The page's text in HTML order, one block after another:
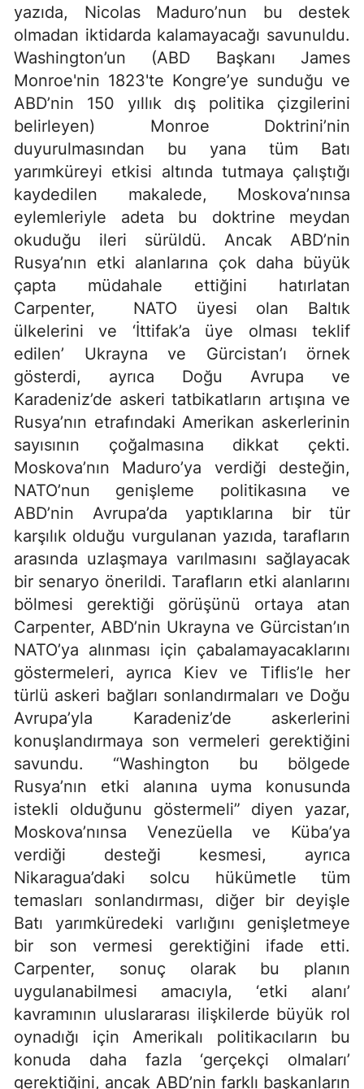
yazıda, Nicolas Maduro’nun bu destek
olmadan iktidarda kalamayacağı savunuldu.
Washington’un (ABD Başkanı James
Monroe'nin 1823'te Kongre’ye sunduğu ve
ABD’nin 150 yıllık dış politika çizgilerini
belirleyen) Monroe Doktrini’nin
duyurulmasından bu yana tüm Batı
yarımküreyi etkisi altında tutmaya çalıştığı
kaydedilen makalede, Moskova’nınsa
eylemleriyle adeta bu doktrine meydan
okuduğu ileri sürüldü. Ancak ABD’nin
Rusya’nın etki alanlarına çok daha büyük
çapta müdahale ettiğini hatırlatan
Carpenter, NATO üyesi olan Baltık
ülkelerini ve ‘İttifak’a üye olması teklif
edilen’ Ukrayna ve Gürcistan’ı örnek
gösterdi, ayrıca Doğu Avrupa ve
Karadeniz’de askeri tatbikatların artışına ve
Rusya’nın etrafındaki Amerikan askerlerinin
sayısının çoğalmasına dikkat çekti.
Moskova’nın Maduro’ya verdiği desteğin,
NATO’nun genişleme politikasına ve
ABD’nin Avrupa’da yaptıklarına bir tür
karşılık olduğu vurgulanan yazıda, tarafların
arasında uzlaşmaya varılmasını sağlayacak
bir senaryo önerildi. Tarafların etki alanlarını
bölmesi gerektiği görüşünü ortaya atan
Carpenter, ABD’nin Ukrayna ve Gürcistan’ın
NATO’ya alınması için çabalamayacaklarını
göstermeleri, ayrıca Kiev ve Tiflis’le her
türlü askeri bağları sonlandırmaları ve Doğu
Avrupa’yla Karadeniz’de askerlerini
konuşlandırmaya son vermeleri gerektiğini
savundu. “Washington bu bölgede
Rusya’nın etki alanına uyma konusunda
istekli olduğunu göstermeli” diyen yazar,
Moskova’nınsa Venezüella ve Küba’ya
verdiği desteği kesmesi, ayrıca
Nikaragua’daki solcu hükümetle tüm
temasları sonlandırması, diğer bir deyişle
Batı yarımküredeki varlığını genişletmeye
bir son vermesi gerektiğini ifade etti.
Carpenter, sonuç olarak bu planın
uygulanabilmesi amacıyla, ‘etki alanı’
kavramının uluslararası ilişkilerde büyük rol
oynadığı için Amerikalı politikacıların bu
konuda daha fazla ‘gerçekçi olmaları’
gerektiğini, ancak ABD’nin farklı başkanların